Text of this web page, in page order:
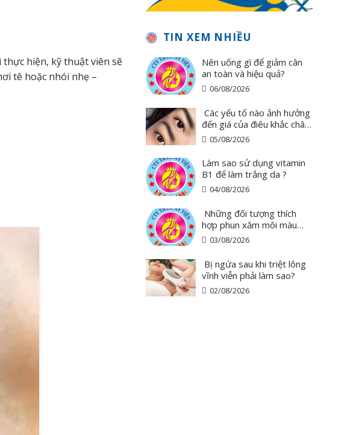
hiện, kỹ thuật viên sẽ
tê hoặc nhói nhẹ –
TIN XEM NHIỀU
Nên uống gì để giảm cân
an toàn và hiệu quả?
06/08/2026
Các yếu tố nào ảnh hưởng
đến giá của điêu khắc chân
mày ?
05/08/2026
Làm sao sử dụng vitamin
B1 để làm trắng da ?
04/08/2026
Những đối tượng thích
hợp phun xăm môi màu
hồng cam san hô?
03/08/2026
Bị ngứa sau khi triệt lông
vĩnh viễn phải làm sao?
02/08/2026